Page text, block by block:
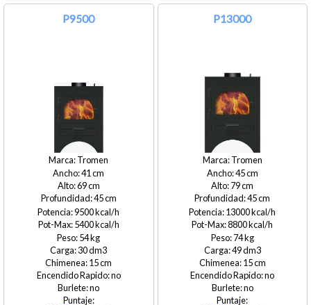
P9500
Tromen
41
69
45
9500
5400
54
30
15
no
no
P13000
Tromen
45
79
45
13000
8800
74
49
15
no
no